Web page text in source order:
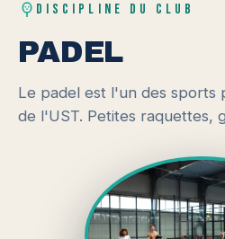
DISCIPLINE DU CLUB
PADEL
Le padel est l'un des sports
de l'UST. Petites raquettes,